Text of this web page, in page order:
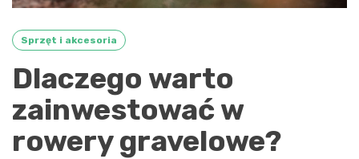
Sprzęt i akcesoria
Dlaczego warto
zainwestować w
rowery gravelowe?